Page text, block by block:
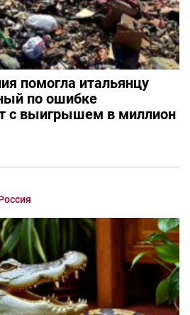
помогла итальянцу
по ошибке
с выигрышем в миллион